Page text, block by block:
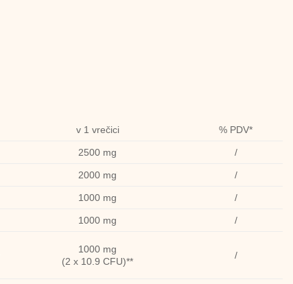
v 1 vrečici % PDV*
2500 mg /
2000 mg /
1000 mg /
1000 mg /
1000 mg
(2 x 10.9 CFU)**
/